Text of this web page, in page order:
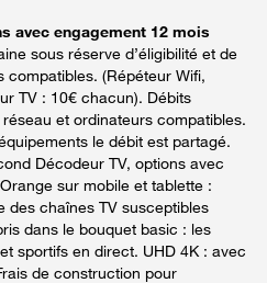
avec engagement 12 mois
sous réserve d’éligibilité et de
(Répéteur Wifi,
TV : 10€ chacun). Débits
et ordinateurs compatibles.
le débit est partagé.
Décodeur TV, options avec
sur mobile et tablette :
des chaînes TV susceptibles
dans le bouquet basic : les
sportifs en direct. UHD 4K : avec
de construction pour